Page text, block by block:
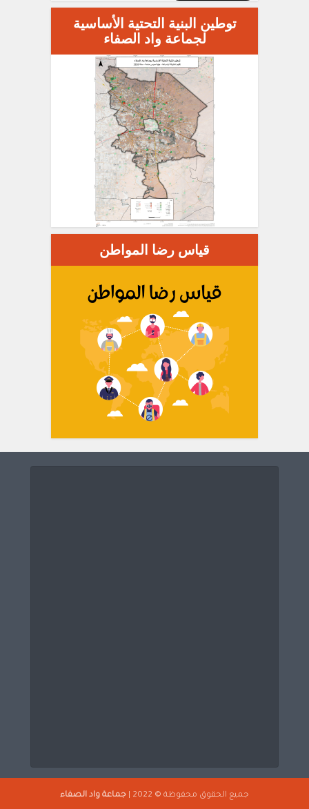
توطين البنية التحتية الأساسية
لجماعة واد الصفاء
قياس رضا المواطن
جميع الحقوق محفوظة © 2022 | جماعة واد الصفاء